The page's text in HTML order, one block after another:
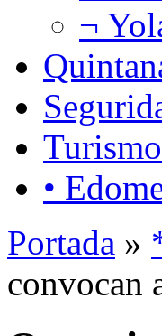
¬
Turismo
•
Portada »
convocan